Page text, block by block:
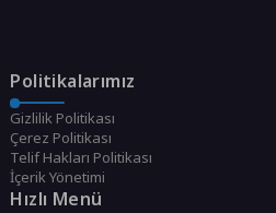
Politikalarımız
Gizlilik Politikası
Çerez Politikası
Telif Hakları Politikası
İçerik Yönetimi
Hızlı Menü